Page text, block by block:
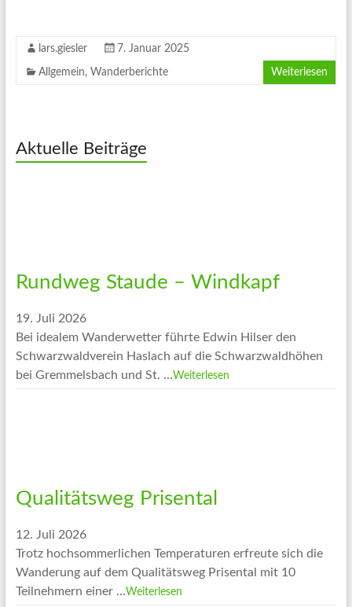
lars.giesler 7. Januar 2025
Allgemein, Wanderberichte Weiterlesen
Aktuelle Beiträge
Rundweg Staude – Windkapf
19. Juli 2026
Bei idealem Wanderwetter führte Edwin Hilser den
Schwarzwaldverein Haslach auf die Schwarzwaldhöhen
bei Gremmelsbach und St. …Weiterlesen
Qualitätsweg Prisental
12. Juli 2026
Trotz hochsommerlichen Temperaturen erfreute sich die
Wanderung auf dem Qualitätsweg Prisental mit 10
Teilnehmern einer …Weiterlesen